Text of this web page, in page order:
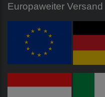
Europaweiter Versand